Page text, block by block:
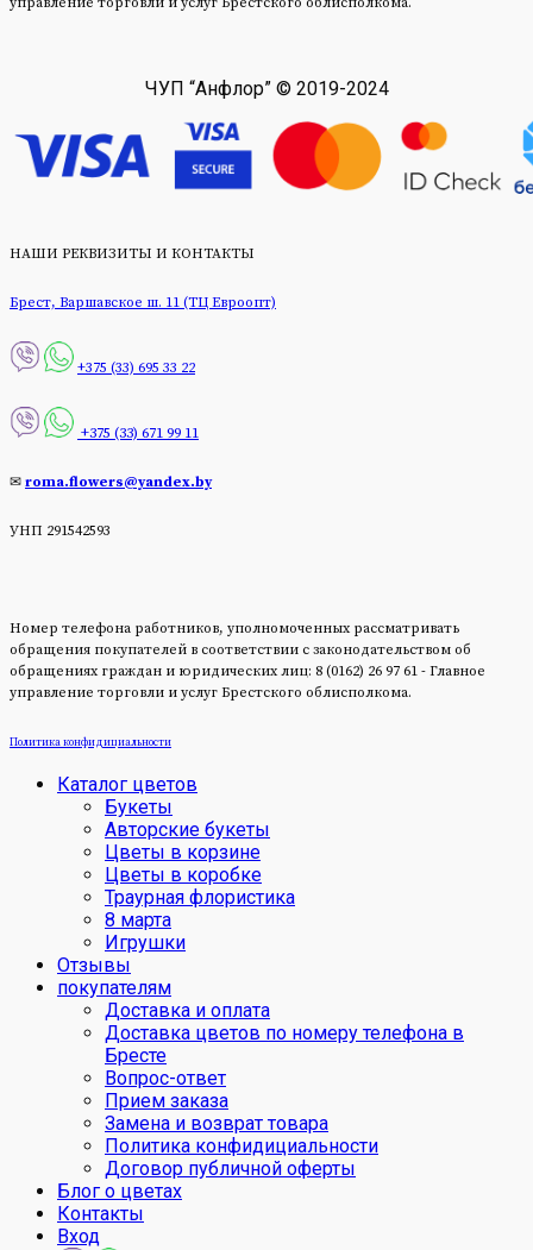
ЧУП “Анфлор” © 2019-2024
НАШИ РЕКВИЗИТЫ И КОНТАКТЫ
Брест, Варшавское ш. 11 (ТЦ Евроопт)
+375 (33) 695 33 22
+375 (33) 671 99 11
✉ roma.flowers@yandex.by
УНП 291542593
Номер телефона работников, уполномоченных рассматривать
обращения покупателей в соответствии с законодательством об
обращениях граждан и юридических лиц: 8 (0162) 26 97 61 - Главное
управление торговли и услуг Брестского облисполкома.
Политика конфидициальности
Каталог цветов
Букеты
Авторские букеты
Цветы в корзине
Цветы в коробке
Траурная флористика
8 марта
Игрушки
Отзывы
покупателям
Доставка и оплата
Доставка цветов по номеру телефона в
Бресте
Вопрос-ответ
Прием заказа
Замена и возврат товара
Политика конфидициальности
Договор публичной оферты
Блог о цветах
Контакты
Вход